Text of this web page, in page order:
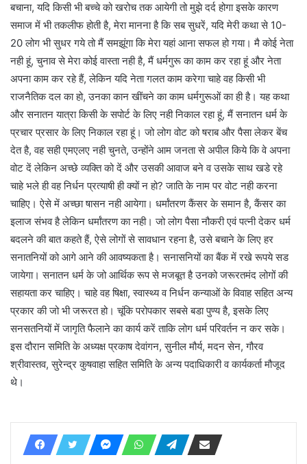
बचाना, यदि किसी भी बच्चे को खरोच तक आयेगी तो मुझे दर्द होगा इसके कारण
समाज में भी तकलीफ होती है, मेरा मानना है कि सब सुधरें, यदि मेरी कथा से 10-
20 लोग भी सुधर गये तो मैं समझूंगा कि मेरा यहां आना सफल हो गया। मै कोई नेता
नही हूं, चुनाव से मेरा कोई वास्ता नही है, मैं धर्मगुरू का काम कर रहा हूं और नेता
अपना काम कर रहे हैं, लेकिन यदि नेता गलत काम करेगा चाहे वह किसी भी
राजनैतिक दल का हो, उनका कान खींचने का काम धर्मगुरूओं का ही है। यह कथा
और सनातन यात्रा किसी के सपोर्ट के लिए नही निकाल रहा हूं, मैं सनातन धर्म के
प्रचार प्रसार के लिए निकाल रहा हूं। जो लोग वोट को षराब और पैसा लेकर बेंच
देत है, वह सही एमएलए नही चुनते, उन्होंने आम जनता से अपील किये कि वे अपना
वोट दें लेकिन अच्छे व्यक्ति को दें और उसकी आवाज बने व उसके साथ खडे रहे
चाहे भले ही वह निर्धन प्रत्याषी ही क्यों न हो? जाति के नाम पर वोट नही करना
चाहिए। ऐसे में अच्छा षासन नही आयेगा। धर्मांतरण कैंसर के समान है, कैंसर का
इलाज संभव है लेकिन धर्मांतरण का नही। जो लोग पैसा नौकरी एवं पत्नी देकर धर्म
बदलने की बात कहते हैं, ऐसे लोगों से सावधान रहना है, उसे बचाने के लिए हर
सनातनियों को आगे आने की आवष्यकता है। सनासनियों का बैंक में रखे रूपये सड
जायेगा। सनातन धर्म के जो आर्थिक रूप से मजबूत है उनको जरूरतमंद लोगों की
सहायता कर चाहिए। चाहे वह षिक्षा, स्वास्थ्य व निर्धन कन्याओं के विवाह सहित अन्य
प्रकार की जो भी जरूरत हो। चूंकि परोपकार सबसे बडा पुण्य है, इसके लिए
सनसतनियों में जागृति फैलाने का कार्य करें ताकि लोग धर्म परिवर्तन न कर सके।
इस दौरान समिति के अध्यक्ष प्रकाष देवांगन, सुनील मौर्य, मदन सेन, गौरव
श्रीवास्तव, सुरेन्द्र कुषवाहा सहित समिति के अन्य पदाधिकारी व कार्यकर्ता मौजूद
थे।